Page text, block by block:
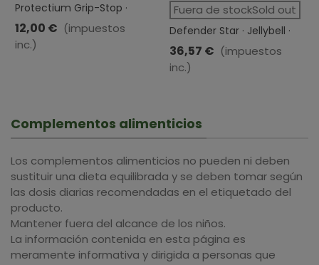
Protectium Grip-Stop ·
Plameca · 20 Comprimidos
12,00 € (impuestos
inc.)
Fuera de stockSold out
Defender Star · Jellybell ·
60 Cápsulas
36,57 € (impuestos
inc.)
Complementos alimenticios
Los complementos alimenticios no pueden ni deben
sustituir una dieta equilibrada y se deben tomar según
las dosis diarias recomendadas en el etiquetado del
producto.
Mantener fuera del alcance de los niños.
La información contenida en esta página es
meramente informativa y dirigida a personas que